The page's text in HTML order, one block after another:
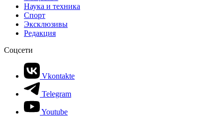
Наука и техника
Спорт
Эксклюзивы
Редакция
Соцсети
Vkontakte
Telegram
Youtube